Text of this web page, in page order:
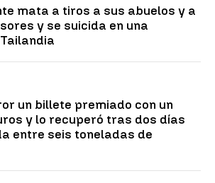
mata a tiros a sus abuelos y a
y se suicida en una
un billete premiado con un
y lo recuperó tras dos días
entre seis toneladas de